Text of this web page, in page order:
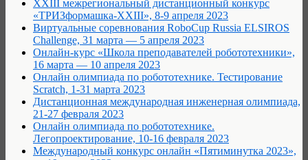
XXIII межрегиональный дистанционный конкурс
«ТРИЗформашка-XXIII», 8-9 апреля 2023
Виртуальные соревнования RoboCup Russia ELSIROS
Challenge, 31 марта — 5 апреля 2023
Онлайн-курс «Школа преподавателей робототехники»,
16 марта — 10 апреля 2023
Онлайн олимпиада по робототехнике. Тестирование
Scratch, 1-31 марта 2023
Дистанционная международная инженерная олимпиада,
21-27 февраля 2023
Онлайн олимпиада по робототехнике.
Легопроектирование, 10-16 февраля 2023
Международный конкурс онлайн «Пятиминутка 2023»,